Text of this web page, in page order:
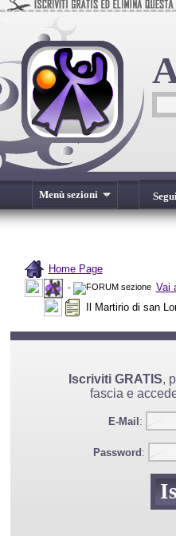
Menù sezioni
Home Page
-
Vai
Il Martirio di san
Iscriviti GRATIS,
fascia e
E-Mail :
Password :